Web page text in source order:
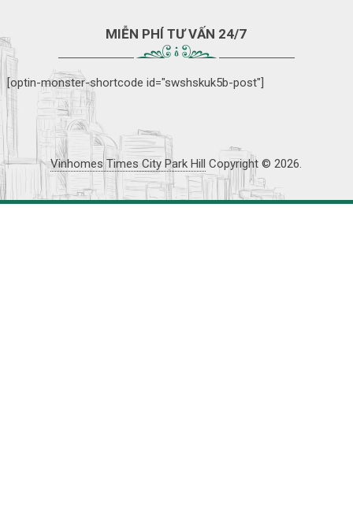
MIỄN PHÍ TƯ VẤN 24/7
[optin-monster-shortcode id="swshskuk5b-post"]
Vinhomes Times City Park Hill Copyright © 2026.